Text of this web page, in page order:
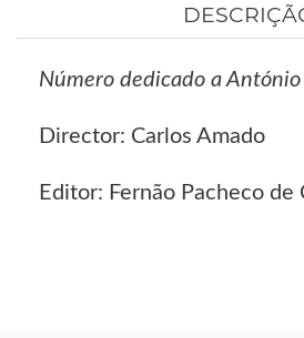
Número dedicado a
Director: Carlos Amado
Editor: Fernão Pacheco de